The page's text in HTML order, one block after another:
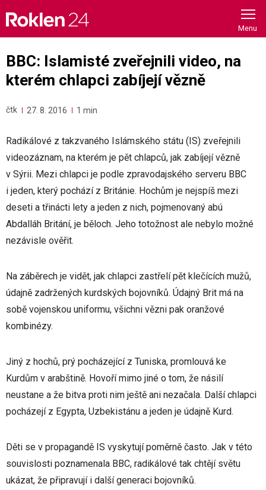
content
BBC: Islamisté zveřejnili video, na
kterém chlapci zabíjejí vězně
čtk 27. 8. 2016 1 min
Radikálové z takzvaného Islámského státu (IS) zveřejnili
videozáznam, na kterém je pět chlapců, jak zabíjejí vězně
v Sýrii. Mezi chlapci je podle zpravodajského serveru BBC
i jeden, který pochází z Británie. Hochům je nejspíš mezi
deseti a třinácti lety a jeden z nich, pojmenovaný abú
Abdalláh Britání, je běloch. Jeho totožnost ale nebylo možné
nezávisle ověřit.
Na záběrech je vidět, jak chlapci zastřelí pět klečících mužů,
údajně zadržených kurdských bojovníků. Údajný Brit má na
sobě vojenskou uniformu, všichni vězni pak oranžové
kombinézy.
Jiný z hochů, prý pocházející z Tuniska, promlouvá ke
Kurdům v arabštině. Hovoří mimo jiné o tom, že násilí
neustane a že bitva proti nim ještě ani nezačala. Další chlapci
pocházejí z Egypta, Uzbekistánu a jeden je údajně Kurd.
Děti se v propagandě IS vyskytují poměrně často. Jak v této
souvislosti poznamenala BBC, radikálové tak chtějí světu
ukázat, že připravují i další generaci bojovníků.